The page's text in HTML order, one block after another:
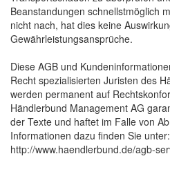
Beanstandungen schnellstmöglich
nicht nach, hat dies keine
Gewährleistungsansprüche.
Diese AGB und
Recht spezialisierten Juristen des
werden permanent auf
Händlerbund Management AG
der Texte und haftet im Falle von
Informationen dazu finden Sie unter:
http://www.haendlerbund.de/agb-